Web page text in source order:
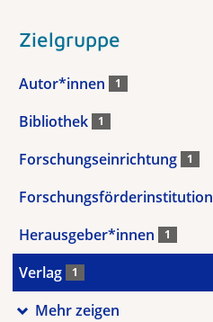
Zielgruppe
Autor*innen 1
Bibliothek 1
Forschungseinrichtung 1
Forschungsförderinstitution
Herausgeber*innen 1
Verlag 1
Mehr zeigen